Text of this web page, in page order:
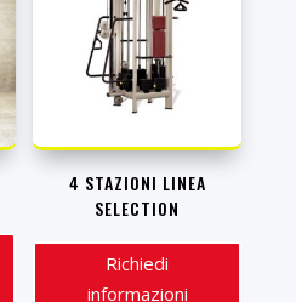
4 STAZIONI LINEA
SELECTION
Richiedi
informazioni